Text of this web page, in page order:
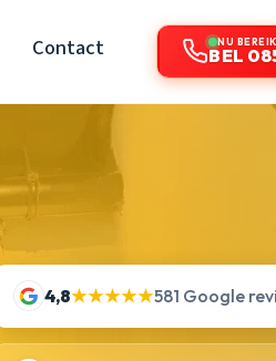
Contact NU
BEL
4,8★★★★★581 Google